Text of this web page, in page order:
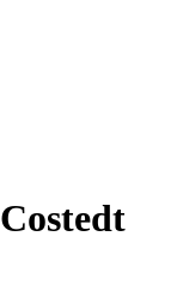
Costedt